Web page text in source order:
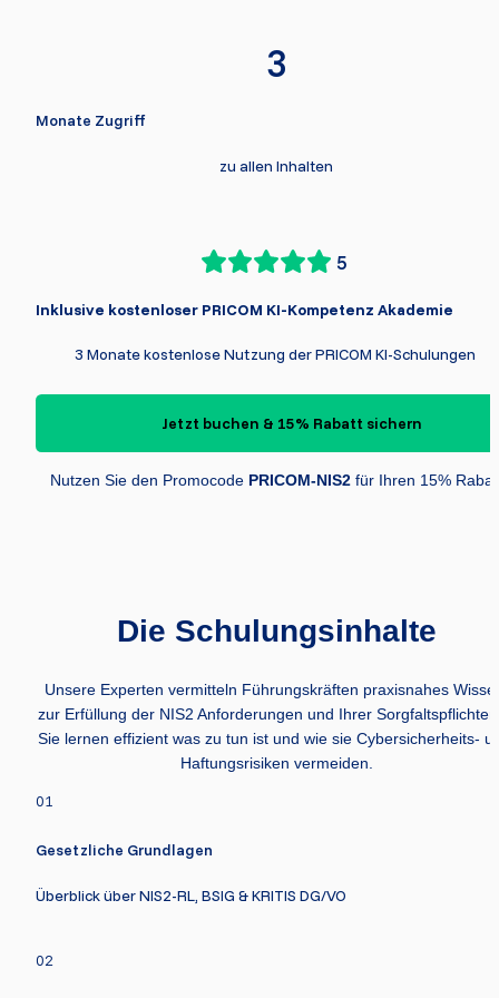
3
Monate Zugriff
zu allen Inhalten
5
Inklusive kostenloser PRICOM KI-Kompetenz Akademie
3 Monate kostenlose Nutzung der PRICOM KI-Schulungen
Jetzt buchen & 15% Rabatt sichern
Nutzen Sie den Promocode PRICOM-NIS2 für Ihren 15%
Die Schulungsinhalte
Unsere Experten vermitteln Führungskräften praxisnahes
zur Erfüllung der NIS2 Anforderungen und Ihrer
Sie lernen effizient was zu tun ist und wie sie Cybersicherheits-
Haftungsrisiken vermeiden.
01
Gesetzliche Grundlagen
Überblick über NIS2-RL, BSIG & KRITIS DG/VO
02